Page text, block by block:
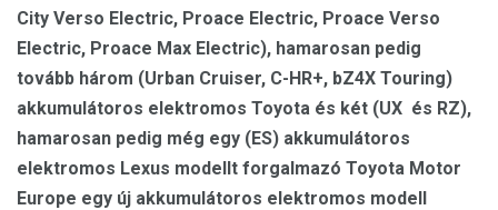
City Verso Electric, Proace Electric, Proace Verso
Electric, Proace Max Electric), hamarosan pedig
tovább három (Urban Cruiser, C-HR+, bZ4X Touring)
akkumulátoros elektromos Toyota és két (UX és RZ),
hamarosan pedig még egy (ES) akkumulátoros
elektromos Lexus modellt forgalmazó Toyota Motor
Europe egy új akkumulátoros elektromos modell